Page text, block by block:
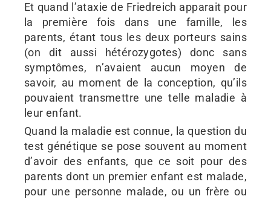
Et quand l’ataxie de Friedreich apparait pour
la première fois dans une famille, les
parents, étant tous les deux porteurs sains
(on dit aussi hétérozygotes) donc sans
symptômes, n’avaient aucun moyen de
savoir, au moment de la conception, qu’ils
pouvaient transmettre une telle maladie à
leur enfant.
Quand la maladie est connue, la question du
test génétique se pose souvent au moment
d’avoir des enfants, que ce soit pour des
parents dont un premier enfant est malade,
pour une personne malade, ou un frère ou